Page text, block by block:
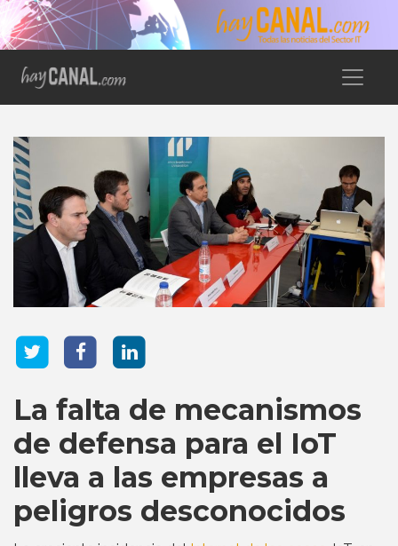
La falta de mecanismos
de defensa para el IoT
lleva a las empresas a
peligros desconocidos